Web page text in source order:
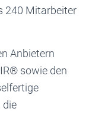
240 Mitarbeiter
Anbietern
sowie den
die